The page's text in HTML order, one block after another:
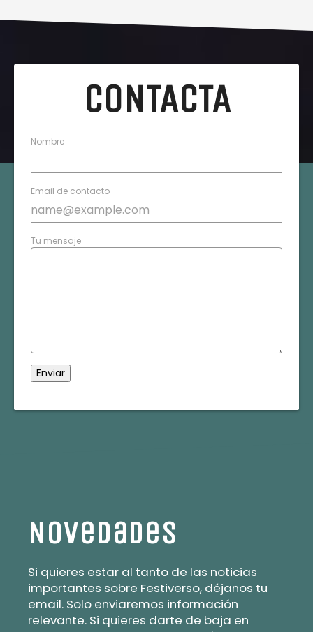
CONTACTA
Nombre
Email de contacto
Tu mensaje
Novedades
Si quieres estar al tanto de las noticias
importantes sobre Festiverso, déjanos tu
email. Solo enviaremos información
relevante. Si quieres darte de baja en